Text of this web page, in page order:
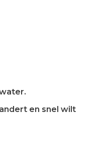
en snel wilt